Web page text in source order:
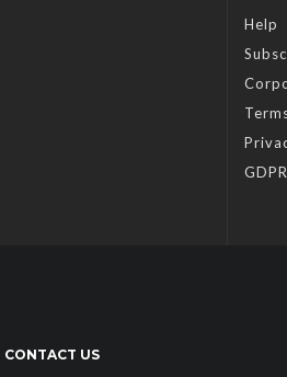
Help
GDPR
CONTACT US